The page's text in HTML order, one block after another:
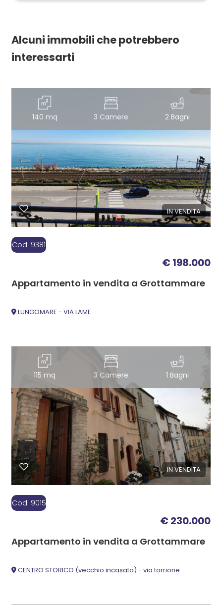
Alcuni immobili che potrebbero
interessarti
140 mq 3 Camere 2 Bagni
IN VENDITA
Cod. 9381
€ 198.000
Appartamento in vendita a Grottammare
LUNGOMARE - VIA LAME
115 mq 3 Camere 1 Bagni
IN VENDITA
Cod. 9015
€ 230.000
Appartamento in vendita a Grottammare
CENTRO STORICO (vecchio incasato) - via torrione